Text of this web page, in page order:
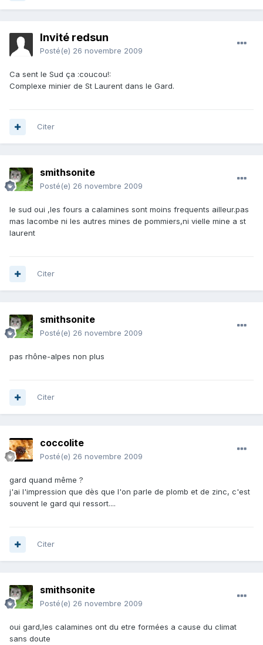
Invité redsun
Posté(e) 26 novembre 2009
Ca sent le Sud ça :coucou!:
Complexe minier de St Laurent dans le Gard.
Citer
smithsonite
Posté(e) 26 novembre 2009
le sud oui ,les fours a calamines sont moins frequents ailleur.pas
mas lacombe ni les autres mines de pommiers,ni vielle mine a st
laurent
Citer
smithsonite
Posté(e) 26 novembre 2009
pas rhône-alpes non plus
Citer
coccolite
Posté(e) 26 novembre 2009
gard quand même ?
j'ai l'impression que dès que l'on parle de plomb et de zinc, c'est
souvent le gard qui ressort....
Citer
smithsonite
Posté(e) 26 novembre 2009
oui gard,les calamines ont du etre formées a cause du climat
sans doute